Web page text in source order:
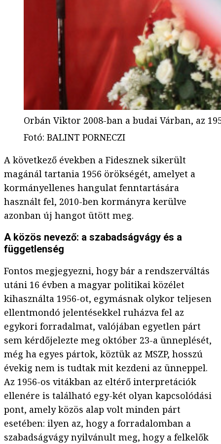
Orbán Viktor 2008-ban a budai Várban, az
Fotó: BALINT PORNECZI
A következő években a Fidesznek sikerült
magánál tartania 1956 örökségét, amelyet a
kormányellenes hangulat fenntartására
használt fel, 2010-ben kormányra kerülve
azonban új hangot ütött meg.
A közös nevező: a szabadságvágy és a
függetlenség
Fontos megjegyezni, hogy bár a rendszerváltás
utáni 16 évben a magyar politikai közélet
kihasználta 1956-ot, egymásnak olykor teljesen
ellentmondó jelentésekkel ruházva fel az
egykori forradalmat, valójában egyetlen párt
sem kérdőjelezte meg október 23-a ünneplését,
még ha egyes pártok, köztük az MSZP, hosszú
évekig nem is tudtak mit kezdeni az ünneppel.
Az 1956-os vitákban az eltérő interpretációk
ellenére is található egy-két olyan kapcsolódási
pont, amely közös alap volt minden párt
esetében: ilyen az, hogy a forradalomban a
szabadságvágy nyilvánult meg, hogy a felkelők